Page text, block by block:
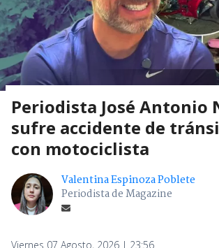
Periodista José Antonio
sufre accidente de
con motociclista
Valentina Espinoza Poblete
Periodista de Magazine
Viernes 07 Agosto, 2026 | 23:56